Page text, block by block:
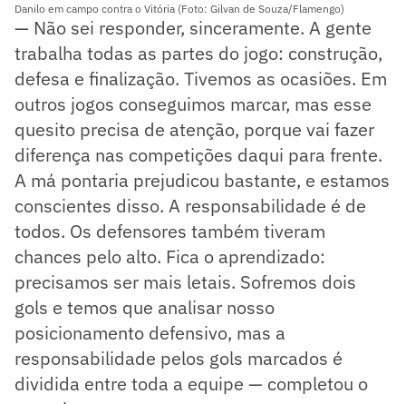
Danilo em campo contra o Vitória (Foto: Gilvan de Souza/Flamengo)
— Não sei responder, sinceramente. A gente
trabalha todas as partes do jogo: construção,
defesa e finalização. Tivemos as ocasiões. Em
outros jogos conseguimos marcar, mas esse
quesito precisa de atenção, porque vai fazer
diferença nas competições daqui para frente.
A má pontaria prejudicou bastante, e estamos
conscientes disso. A responsabilidade é de
todos. Os defensores também tiveram
chances pelo alto. Fica o aprendizado:
precisamos ser mais letais. Sofremos dois
gols e temos que analisar nosso
posicionamento defensivo, mas a
responsabilidade pelos gols marcados é
dividida entre toda a equipe — completou o